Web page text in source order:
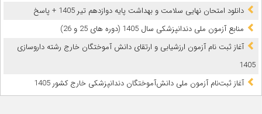
دانلود امتحان نهایی سلامت و بهداشت پایه دوازدهم تیر 1405 + پاسخ
ﻣﻨﺎﺑﻊ آزﻣﻮن ﻣﻠﯽ دندانپزشکی سال 1405 (دوره های 25 و 26)
آغاز ثبت نام آزمون‌ ارزشیابی و ارتقای دانش آموختگان خارج رشته داروسازی
1405
آغاز ثبت‌نام آزمون ملی دانش‌آموختگان دندانپزشکی خارج کشور 1405